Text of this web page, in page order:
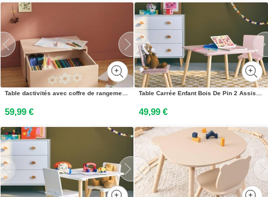
Table dactivités avec coffre de rangement rose
59,99 €
Table Carrée Enfant Bois De Pin 2 Assises - Judith Rose
49,99 €